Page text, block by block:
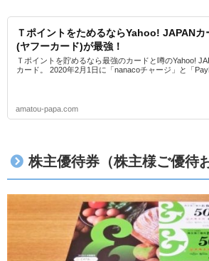
ＴポイントをためるならYahoo! JAPANカ
(ヤフーカード)が最強！
Ｔポイントを貯めるなら最強のカードと噂のYahoo!
カード。 2020年2月1日に「nanacoチャージ」と「
amatou-papa.com
株主優待券（株主様ご優待